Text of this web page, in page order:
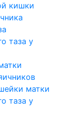
кишки
таза у
матки
таза у